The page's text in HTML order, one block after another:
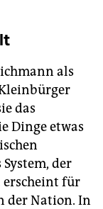
als
das
Dinge etwas
der
erscheint für
der Nation. In